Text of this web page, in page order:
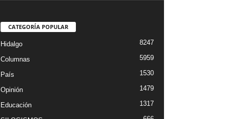
CATEGORÍA POPULAR
Hidalgo 8247
Columnas 5959
País 1530
Opinión 1479
Educación 1317